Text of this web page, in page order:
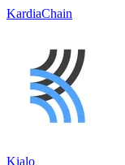
KardiaChain
Kialo